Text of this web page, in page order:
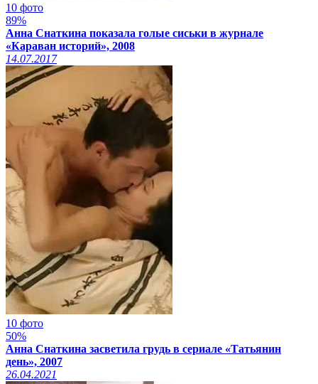
10 фото
89%
Анна Снаткина показала голые сиськи в журнале
«Караван историй», 2008
14.07.2017
10 фото
50%
Анна Снаткина засветила грудь в сериале «Татьянин
день», 2007
26.04.2021